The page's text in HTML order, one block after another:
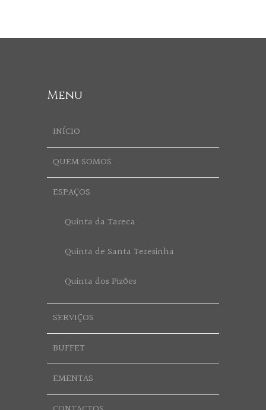
Menu
INÍCIO
QUEM SOMOS
ESPAÇOS
Quinta da Tareca
Quinta de Santa Teresinha
Quinta dos Pizões
SERVIÇOS
BUFFET
EMENTAS